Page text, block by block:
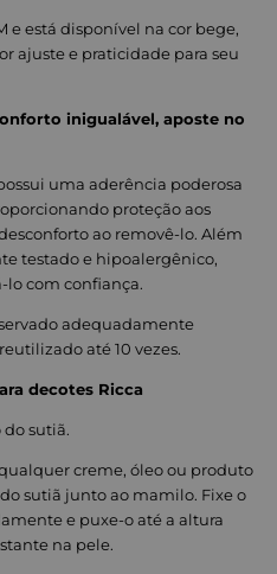
e está disponível na cor bege,
ajuste e praticidade para seu
inigualável, aposte no
uma aderência poderosa
proteção aos
ao removê-lo. Além
testado e hipoalergênico,
lo com confiança.
adequadamente
até 10 vezes.
decotes Ricca
do sutiã.
creme, óleo ou produto
sutiã junto ao mamilo. Fixe o
e puxe-o até a altura
na pele.